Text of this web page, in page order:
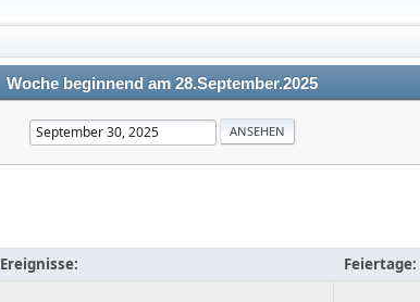
Woche beginnend am 28.September.2025
Ereignisse: Feiertage: